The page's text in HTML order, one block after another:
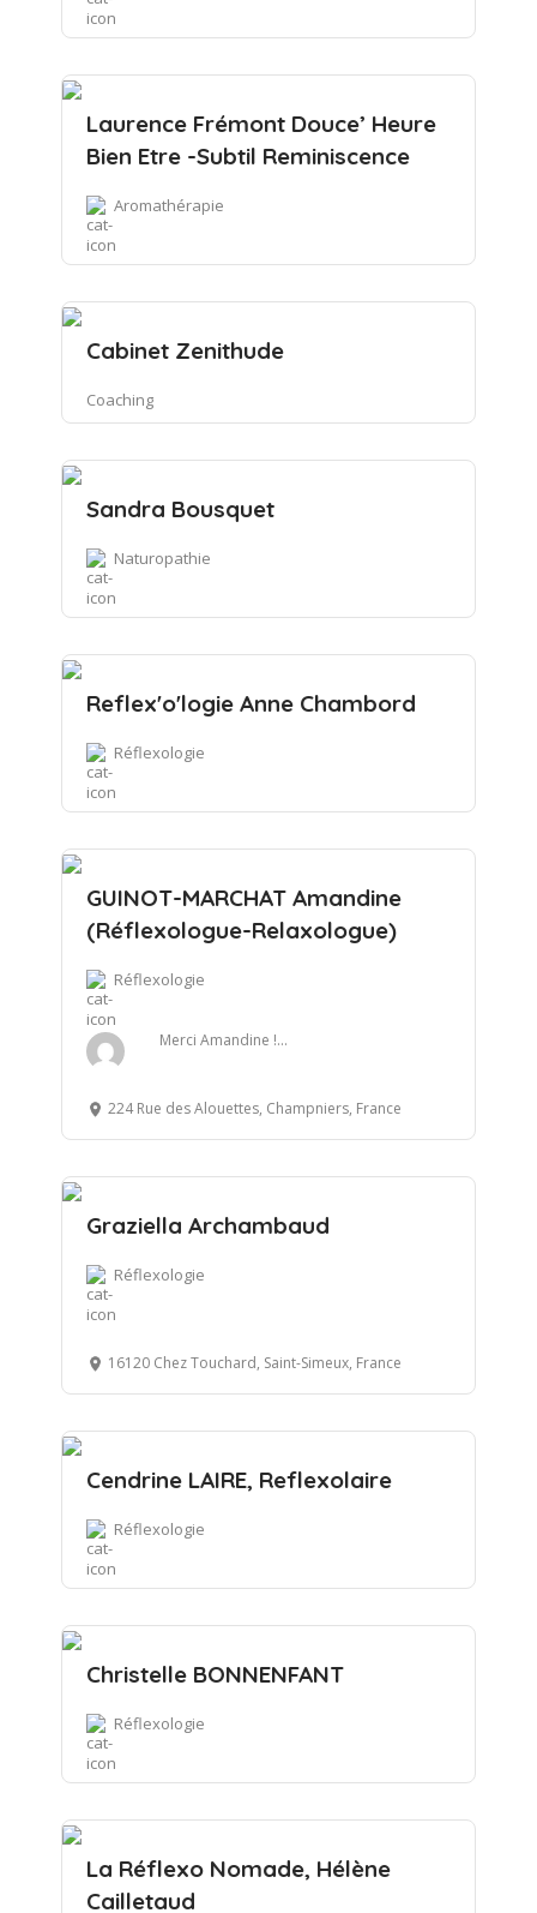
Laurence Frémont Douce’ Heure
Bien Etre -Subtil Reminiscence
Aromathérapie
Cabinet Zenithude
Coaching
Sandra Bousquet
Naturopathie
Reflex'o'logie Anne Chambord
Réflexologie
GUINOT-MARCHAT Amandine
(Réflexologue-Relaxologue)
Réflexologie
Merci Amandine !...
224 Rue des Alouettes, Champniers, France
Graziella Archambaud
Réflexologie
16120 Chez Touchard, Saint-Simeux, France
Cendrine LAIRE, Reflexolaire
Réflexologie
Christelle BONNENFANT
Réflexologie
La Réflexo Nomade, Hélène
Cailletaud